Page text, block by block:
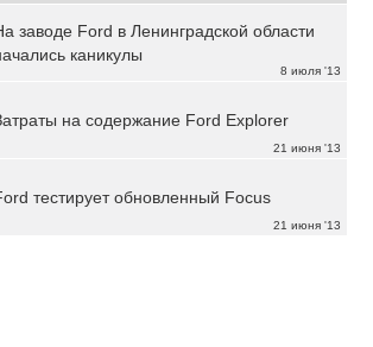
8 июля '13
заводе Ford в Ленинградской области
каникулы
21 июня '13
на содержание Ford Explorer
21 июня '13
тестирует обновленный Focus